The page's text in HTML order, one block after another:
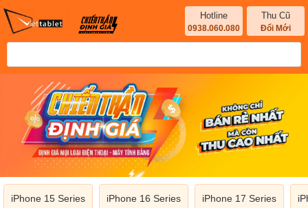
Hotline
0938.060.080
Thu Cũ
Đổi Mới
iPhone 15 Series iPhone 16 Series iPhone 17 Series